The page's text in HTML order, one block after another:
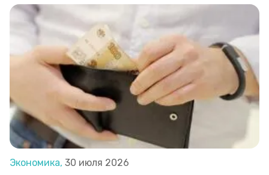
Экономика, 30 июля 2026